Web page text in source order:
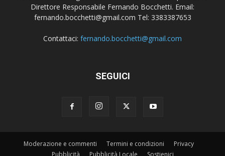
Direttore Responsabile Fernando Bocchetti. Email:
fernando.bocchetti@gmail.com Tel: 3383387653
Contattaci: fernando.bocchetti@gmail.com
SEGUICI
Moderazione e commenti Termini e condizioni
Privacy
Pubblicità
Pubblicità Locale Sostienici